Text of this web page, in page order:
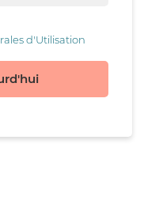
d'Utilisation